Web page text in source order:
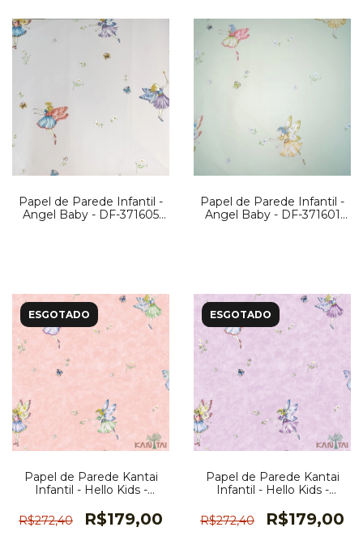
Papel de Parede Infantil -
Angel Baby - DF-371605
Papel de Parede Infantil -
Angel Baby - DF-371601
ESGOTADO
Papel de Parede Kantai
Infantil - Hello Kids -
R$272,40
R$179,00
ESGOTADO
Papel de Parede Kantai
Infantil - Hello Kids -
R$272,40
R$179,00